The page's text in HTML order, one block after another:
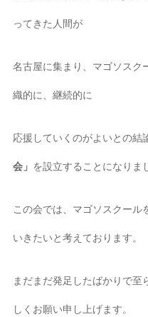
ってきた人間が
名古屋に集まり、マゴソスク
織的に、継続的に
応援していくのがよいとの結
会」 を設立することになりま
この会では、マゴソスクール
いきたいと考えております。
まだまだ発足したばかりで至
しくお願い申し上げます。